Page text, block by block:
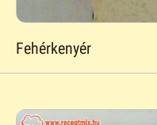
Fehérkenyér